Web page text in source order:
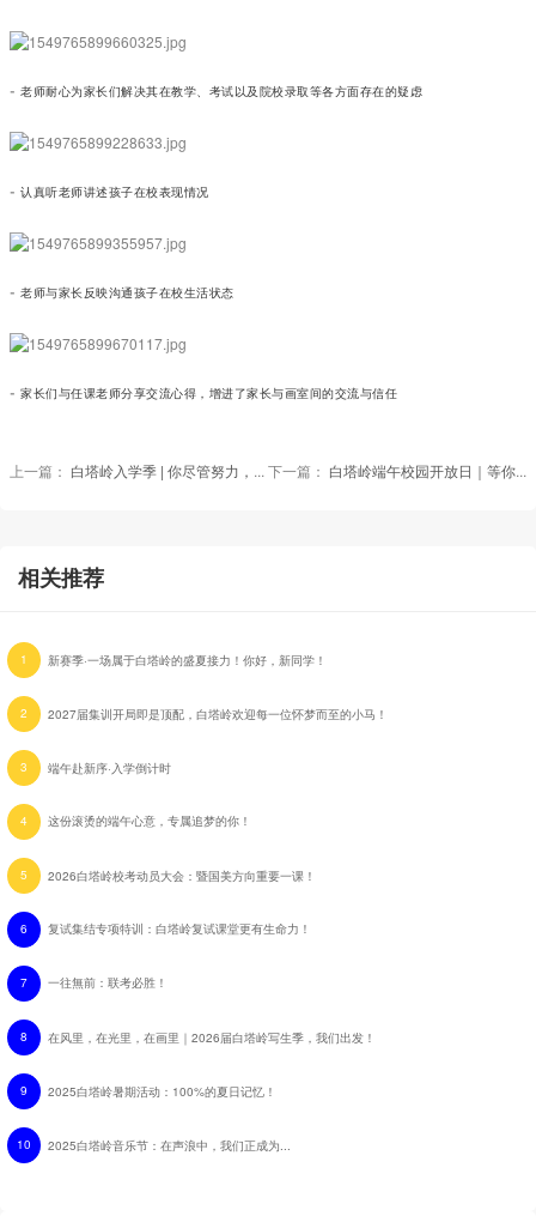
- 老师耐心为家长们解决其在教学、考试以及院校录取等各方面存在的疑虑
- 认真听老师讲述孩子在校表现情况
- 老师与家长反映沟通孩子在校生活状态
- 家长们与任课老师分享交流心得，增进了家长与画室间的交流与信任
上一篇： 白塔岭入学季 | 你尽管努力，剩下的交给我们！ 下一篇： 白塔岭端午校园开放日｜等你来打卡！
相关推荐
1 新赛季·一场属于白塔岭的盛夏接力！你好，新同学！
2 2027届集训开局即是顶配，白塔岭欢迎每一位怀梦而至的小马！
3 端午赴新序·入学倒计时
4 这份滚烫的端午心意，专属追梦的你！
5 2026白塔岭校考动员大会：暨国美方向重要一课！
6 复试集结专项特训：白塔岭复试课堂更有生命力！
7 一往無前：联考必胜！
8 在风里，在光里，在画里｜2026届白塔岭写生季，我们出发！
9 2025白塔岭暑期活动：100%的夏日记忆！
10 2025白塔岭音乐节：在声浪中，我们正成为...